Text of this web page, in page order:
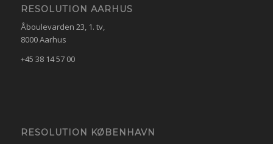
RESOLUTION AARHUS
Åboulevarden 23, 1. tv,
8000 Aarhus
+45 38 14 57 00
RESOLUTION KØBENHAVN